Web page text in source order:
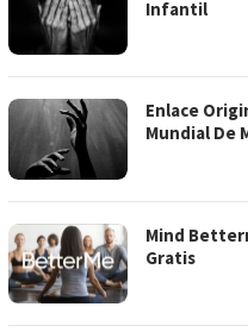
Infantil
Enlace
Mundial De
Mind
Gratis